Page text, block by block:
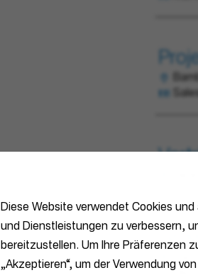
Diese Website verwendet Cookies
und Dienstleistungen zu verbessern,
bereitzustellen. Um Ihre Präferenzen
„Akzeptieren“, um der Verwendung
Sales